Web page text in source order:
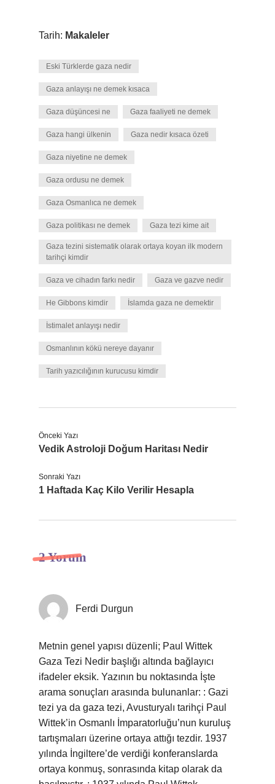
Tarih: Makaleler
Eski Türklerde gaza nedir
Gaza anlayışı ne demek kısaca
Gaza düşüncesi ne Gaza faaliyeti ne demek
Gaza hangi ülkenin Gaza nedir kısaca özeti
Gaza niyetine ne demek
Gaza ordusu ne demek
Gaza Osmanlıca ne demek
Gaza politikası ne demek Gaza tezi kime ait
Gaza tezini sistematik olarak ortaya koyan ilk modern
tarihçi kimdir
Gaza ve cihadın farkı nedir Gaza ve gazve nedir
He Gibbons kimdir İslamda gaza ne demektir
İstimalet anlayışı nedir
Osmanlının kökü nereye dayanır
Tarih yazıcılığının kurucusu kimdir
Önceki Yazı
Vedik Astroloji Doğum Haritası Nedir
Sonraki Yazı
1 Haftada Kaç Kilo Verilir Hesapla
2 Yorum
Ferdi Durgun
Metnin genel yapısı düzenli; Paul Wittek
Gaza Tezi Nedir başlığı altında bağlayıcı
ifadeler eksik. Yazının bu noktasında İşte
arama sonuçları arasında bulunanlar: : Gazi
tezi ya da gaza tezi, Avusturyalı tarihçi Paul
Wittek’in Osmanlı İmparatorluğu’nun kuruluş
tartışmaları üzerine ortaya attığı tezdir. 1937
yılında İngiltere’de verdiği konferanslarda
ortaya konmuş, sonrasında kitap olarak da